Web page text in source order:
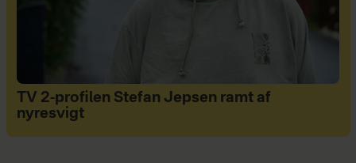
TV 2-profilen Stefan Jepsen ramt af
nyresvigt